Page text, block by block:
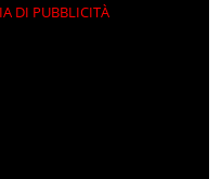
DI PUBBLICITÀ